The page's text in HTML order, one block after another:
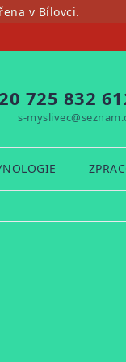
v Bílovci.
725 832
s-